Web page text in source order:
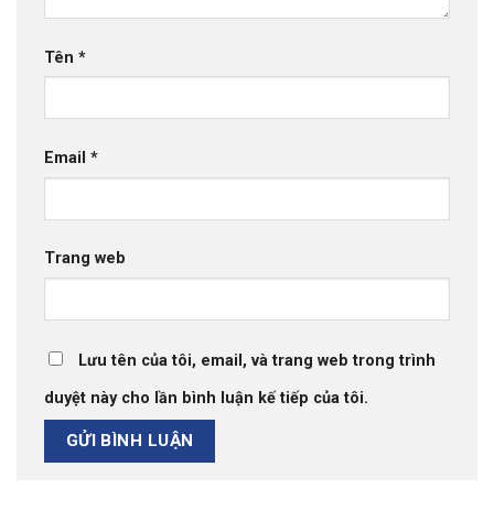
Tên *
Email *
Trang web
Lưu tên của tôi, email, và trang web trong trình
duyệt này cho lần bình luận kế tiếp của tôi.